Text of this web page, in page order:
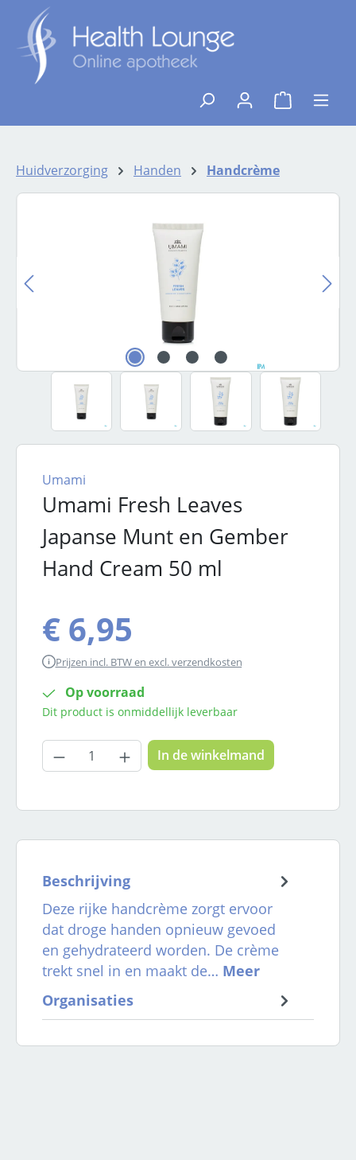
Ga naar de hoofdinhoud
{1}De
Huidverzorging Handen
Handcrème
Afbeeldingengalerij overslaan
Umami Fresh Leaves
Japanse Munt en Gember
Hand Cream 50 ml
Umami
€ 6,95
Prijzen incl. BTW en excl. verzendkosten
Op voorraad
Dit product is onmiddellijk leverbaar
Producthoeveelheid: Voer de
In de winkelmand
Beschrijving
Deze rijke handcrème zorgt ervoor
dat droge handen opnieuw gevoed
en gehydrateerd worden. De crème
trekt snel in en maakt de… Meer
Organisaties